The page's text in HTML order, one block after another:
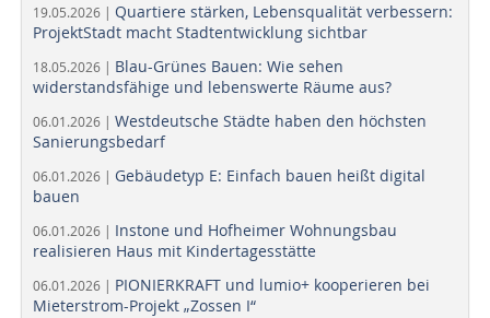
19.05.2026 | Quartiere stärken, Lebensqualität verbessern:
ProjektStadt macht Stadtentwicklung sichtbar
18.05.2026 | Blau-Grünes Bauen: Wie sehen
widerstandsfähige und lebenswerte Räume aus?
06.01.2026 | Westdeutsche Städte haben den höchsten
Sanierungsbedarf
06.01.2026 | Gebäudetyp E: Einfach bauen heißt digital
bauen
06.01.2026 | Instone und Hofheimer Wohnungsbau
realisieren Haus mit Kindertagesstätte
06.01.2026 | PIONIERKRAFT und lumio+ kooperieren bei
Mieterstrom-Projekt „Zossen I“